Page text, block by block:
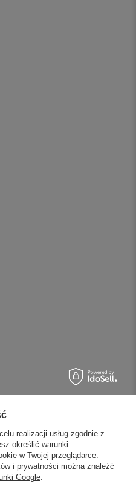
realizacji usług zgodnie z
określić warunki
w Twojej przeglądarce.
i prywatności można znaleźć
Google.